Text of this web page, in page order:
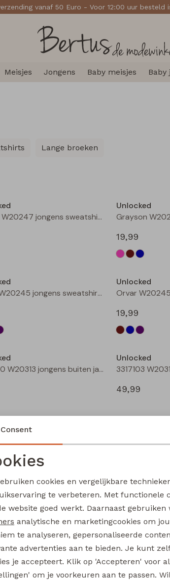
vanaf 50 Euro - Voor 12:00 uur besteld
Meisjes Jongens Baby meisjes Baby
Lange broeken
Fabion W20247 jongens sweatshirt Marine
Unlocked
19,99
Orvar W20245 jongens sweatshirt Bruin donker
Unlocked
19,99
3317100 W20313 jongens buiten jack Taupe
Unlocked
49,99
3317101 W20314 jongens buiten jack Bruin
Skylar W20250 jongens sweatshirt Bruin
Unlocked
cookies
cookies Marketing
Consent
cookies en vergelijkbare
te verbeteren. Met functionele
website goed werkt. Daarnaast gebruiken
analytische en marketingcookies om
te analyseren, gepersonaliseerde
advertenties aan te bieden. Je kunt
je accepteert. Klik op 'Accepteren' voor
om je voorkeuren aan te passen.